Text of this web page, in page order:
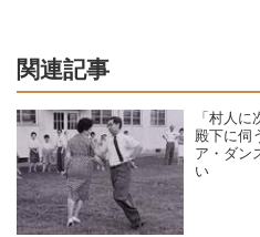
関連記事
「村人
殿下に伺
ア・ダン
い